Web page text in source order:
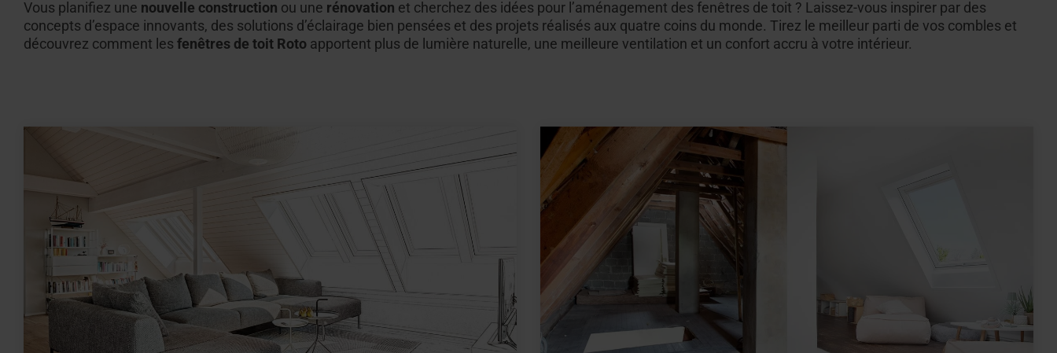
Vous planifiez une nouvelle construction ou une rénovation et cherchez des idées pour l’aménagement des fenêtres de toit ? Laissez-vous inspirer par des
concepts d’espace innovants, des solutions d’éclairage bien pensées et des projets réalisés aux quatre coins du monde. Tirez le meilleur parti de vos combles et
découvrez comment les fenêtres de toit Roto apportent plus de lumière naturelle, une meilleure ventilation et un confort accru à votre intérieur.